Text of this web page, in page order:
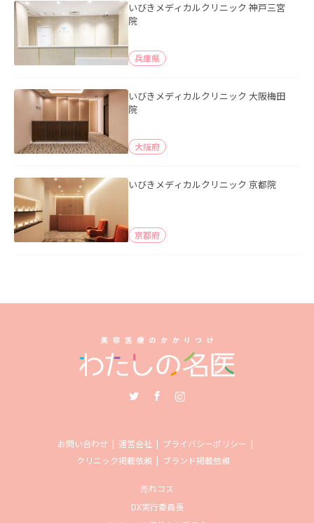
いびきメディカルクリニック 神戸三宮
院
兵庫県
いびきメディカルクリニック 大阪梅田
院
大阪府
いびきメディカルクリニック 京都院
京都府
お問い合わせ 運営会社
プライバシーポリシー
クリニック掲載依頼
ブランド掲載依頼
売れコス
DX実行委員長